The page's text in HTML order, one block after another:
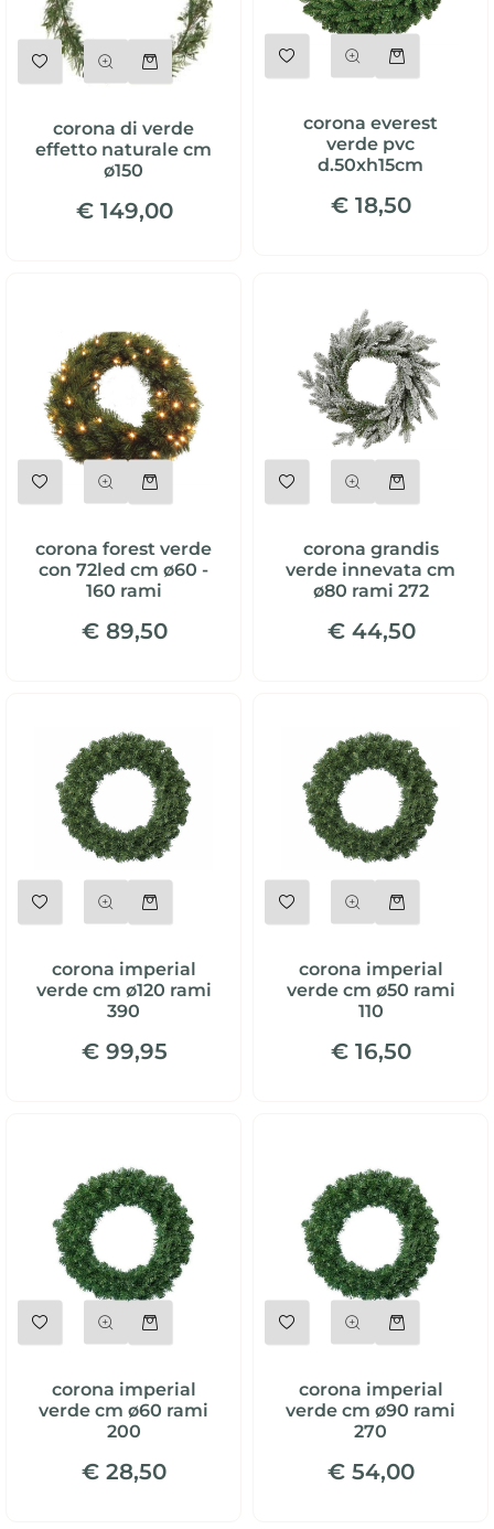
Quantità
corona di verde
effetto naturale cm
ø150
€ 149,00
corona everest
verde pvc
d.50xh15cm
€ 18,50
corona forest verde
con 72led cm ø60 -
160 rami
€ 89,50
corona grandis
verde innevata cm
ø80 rami 272
€ 44,50
corona imperial
verde cm ø120 rami
390
€ 99,95
corona imperial
verde cm ø50 rami
110
€ 16,50
corona imperial
verde cm ø60 rami
200
€ 28,50
corona imperial
verde cm ø90 rami
270
€ 54,00